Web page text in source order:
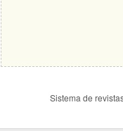
Sistema de